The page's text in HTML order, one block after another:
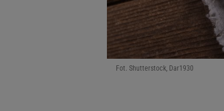
Fot. Shutterstock, Dar1930